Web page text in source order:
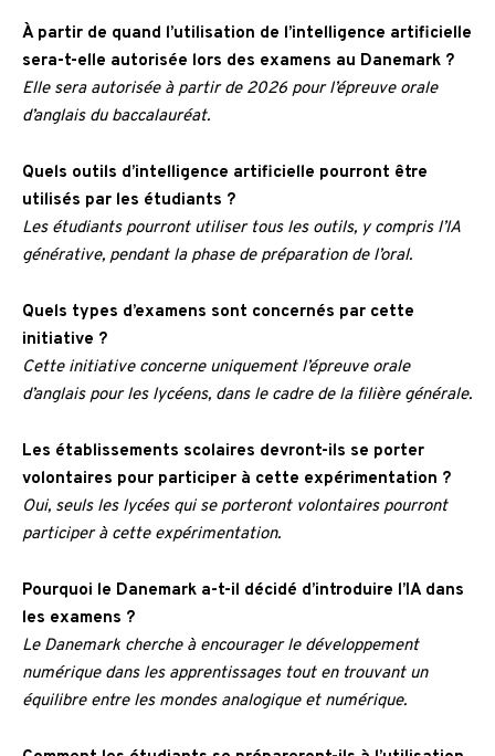
À partir de quand l’utilisation de l’intelligence artificielle
sera-t-elle autorisée lors des examens au Danemark ?
Elle sera autorisée à partir de 2026 pour l’épreuve orale
d’anglais du baccalauréat.
Quels outils d’intelligence artificielle pourront être
utilisés par les étudiants ?
Les étudiants pourront utiliser tous les outils, y compris l’IA
générative, pendant la phase de préparation de l’oral.
Quels types d’examens sont concernés par cette
initiative ?
Cette initiative concerne uniquement l’épreuve orale
d’anglais pour les lycéens, dans le cadre de la filière générale.
Les établissements scolaires devront-ils se porter
volontaires pour participer à cette expérimentation ?
Oui, seuls les lycées qui se porteront volontaires pourront
participer à cette expérimentation.
Pourquoi le Danemark a-t-il décidé d’introduire l’IA dans
les examens ?
Le Danemark cherche à encourager le développement
numérique dans les apprentissages tout en trouvant un
équilibre entre les mondes analogique et numérique.